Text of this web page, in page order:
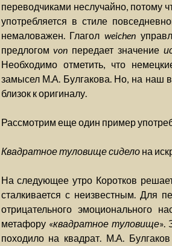
переводчиками неслучайно, потому
употребляется в стиле
немаловажен. Глаголweichen
предлогомvon передает значение
Необходимо отметить, что
замысел М.А. Булгакова. Но, на наш
близок к оригиналу.
Рассмотрим еще один пример
Квадратное туловище сиделона
На следующее утро Коротков
сталкивается с неизвестным. Для
отрицательного эмоционального
метафору «квадратное туловище».
походило на квадрат. М.А.